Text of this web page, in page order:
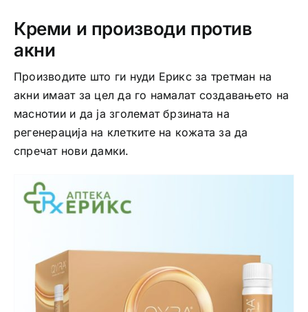
Витамини
Здравје
Здравствени проблеми
Интимно здравје
Медицински апрати
Креми и производи против
акни
Производите што ги нуди Ерикс за третман на
акни имаат за цел да го намалат создавањето на
маснотии и да ја зголемат брзината на
регенерација на клетките на кожата за да
спречат нови дамки.